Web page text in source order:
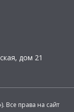
дом 21
Все права на сайт